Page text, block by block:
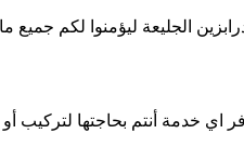
الجليعة ليؤمنوا لكم
خدمة أنتم بحاجتها لتركيب أو